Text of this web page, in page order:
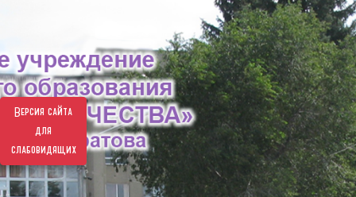
Версия сайта
для
слабовидящих